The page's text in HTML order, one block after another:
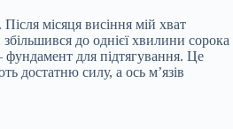
місяця висіння мій хват
збільшився до однієї хвилини сорока
фундамент для підтягування. Це
достатню силу, а ось м’язів